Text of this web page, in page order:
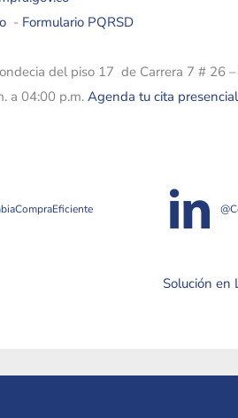
- Formulario PQRSD
del piso 17 de Carrera 7 # 26
a 04:00 p.m. Agenda tu cita presencial
Solución en